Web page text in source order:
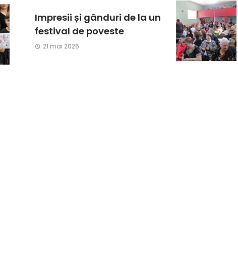
Impresii și gânduri de la un
festival de poveste
21 mai 2026